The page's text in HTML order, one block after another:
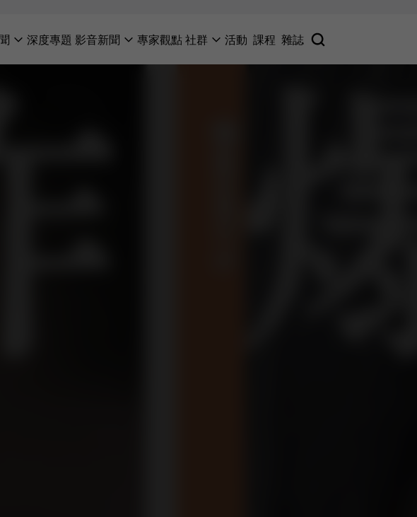
深度專題 影音新聞 專家觀點社群 活動 課程 雜誌